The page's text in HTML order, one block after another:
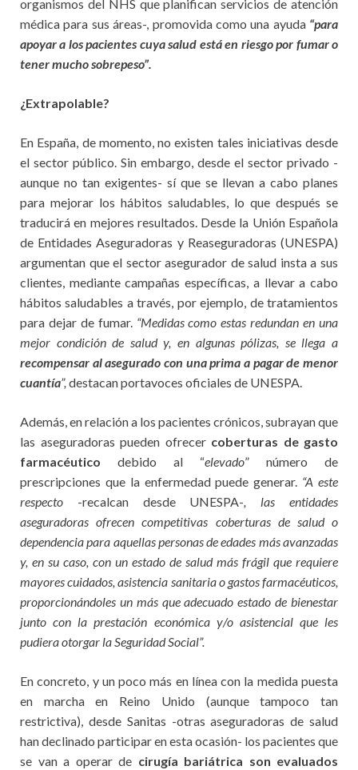
organismos del NHS que planifican servicios de atención
médica para sus áreas-, promovida como una ayuda “para
apoyar a los pacientes cuya salud está en riesgo por fumar o
tener mucho sobrepeso”.
¿Extrapolable?
En España, de momento, no existen tales iniciativas desde
el sector público. Sin embargo, desde el sector privado -
aunque no tan exigentes- sí que se llevan a cabo planes
para mejorar los hábitos saludables, lo que después se
traducirá en mejores resultados. Desde la Unión Española
de Entidades Aseguradoras y Reaseguradoras (UNESPA)
argumentan que el sector asegurador de salud insta a sus
clientes, mediante campañas específicas, a llevar a cabo
hábitos saludables a través, por ejemplo, de tratamientos
para dejar de fumar. “Medidas como estas redundan en una
mejor condición de salud y, en algunas pólizas, se llega a
recompensar al asegurado con una prima a pagar de menor
cuantía”, destacan portavoces oficiales de UNESPA.
Además, en relación a los pacientes crónicos, subrayan que
las aseguradoras pueden ofrecer coberturas de gasto
farmacéutico debido al “elevado” número de
prescripciones que la enfermedad puede generar. “A este
respecto -recalcan desde UNESPA-, las entidades
aseguradoras ofrecen competitivas coberturas de salud o
dependencia para aquellas personas de edades más avanzadas
y, en su caso, con un estado de salud más frágil que requiere
mayores cuidados, asistencia sanitaria o gastos farmacéuticos,
proporcionándoles un más que adecuado estado de bienestar
junto con la prestación económica y/o asistencial que les
pudiera otorgar la Seguridad Social”.
En concreto, y un poco más en línea con la medida puesta
en marcha en Reino Unido (aunque tampoco tan
restrictiva), desde Sanitas -otras aseguradoras de salud
han declinado participar en esta ocasión- los pacientes que
se van a operar de cirugía bariátrica son evaluados